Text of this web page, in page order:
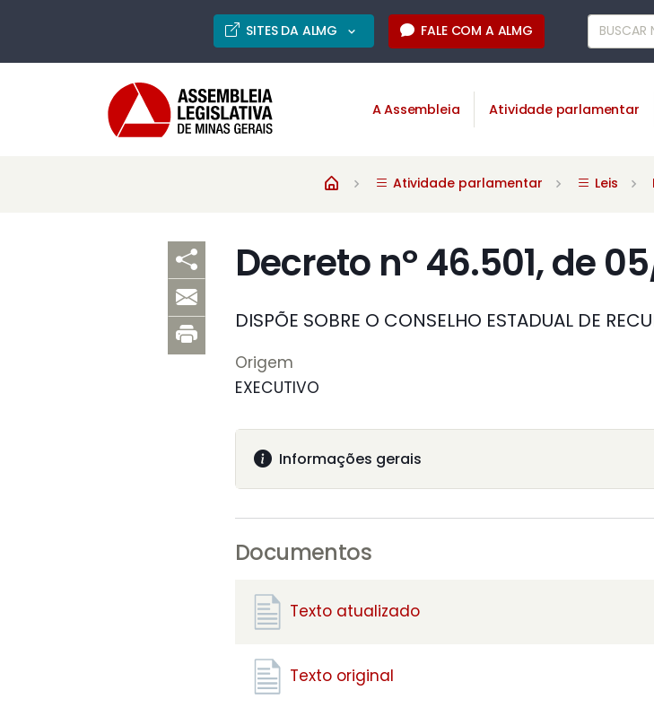
SITES DA ALMG FALE COM A ALMG
A Assembleia Atividade parlamentar
Atividade parlamentar Leis
Decreto nº 46.501, de
DISPÕE SOBRE O CONSELHO ESTADUAL DE
Origem
EXECUTIVO
Informações gerais
Documentos
Texto atualizado
Texto original